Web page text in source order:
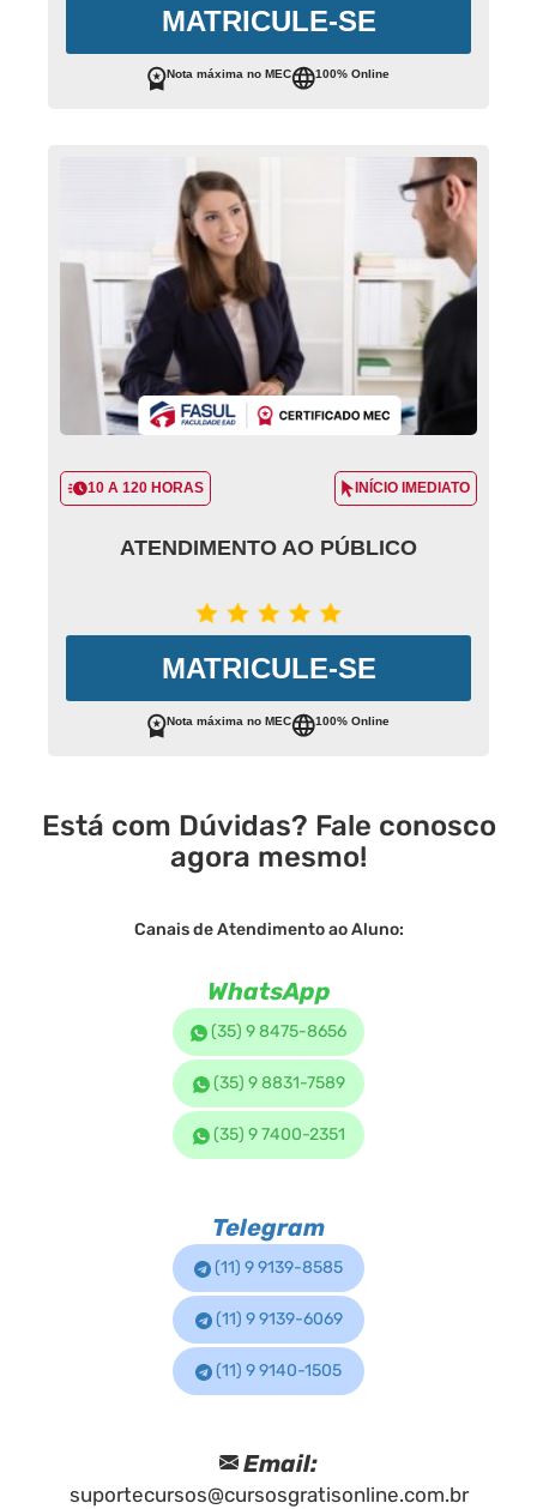
MATRICULE-SE
Nota máxima no MEC 100% Online
10 A 120 HORAS INÍCIO IMEDIATO
ATENDIMENTO AO PÚBLICO
MATRICULE-SE
Nota máxima no MEC 100% Online
Está com Dúvidas? Fale conosco
agora mesmo!
Canais de Atendimento ao Aluno:
WhatsApp
(35) 9 8475-8656
(35) 9 8831-7589
(35) 9 7400-2351
Telegram
(11) 9 9139-8585
(11) 9 9139-6069
(11) 9 9140-1505
Email:
suportecursos@cursosgratisonline.com.br